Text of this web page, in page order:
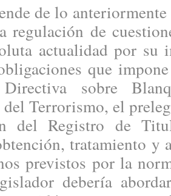
de lo anteriormente
regulación de
actualidad por su
que
sobre
Terrorismo, el
del Registro de
tratamiento y
previstos por la
debería